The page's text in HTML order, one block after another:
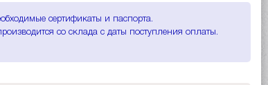
сертификаты и паспорта.
со склада с даты поступления оплаты.